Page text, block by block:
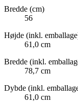
Bredde (cm)
56
Højde (inkl.
61,0 cm
Bredde (inkl.
78,7 cm
Dybde (inkl.
61,0 cm